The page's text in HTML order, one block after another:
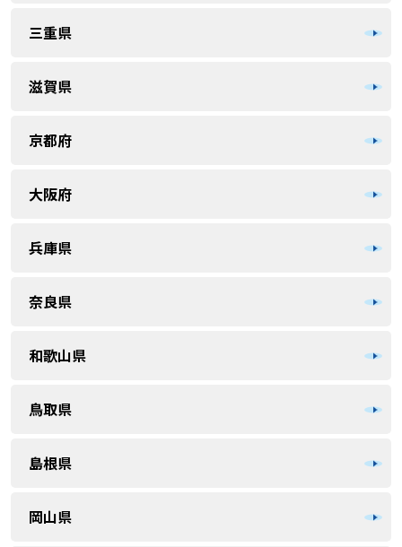
三重県
滋賀県
京都府
大阪府
兵庫県
奈良県
和歌山県
鳥取県
島根県
岡山県